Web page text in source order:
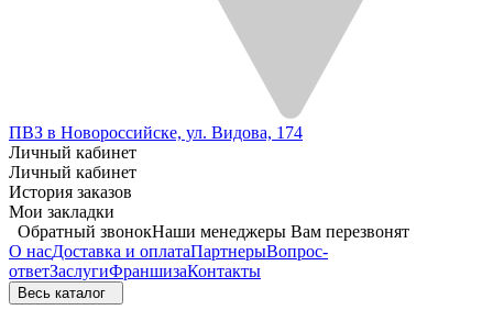
ПВЗ в Новороссийске, ул. Видова, 174
Личный кабинет
Личный кабинет
История заказов
Мои закладки
Обратный звонокНаши менеджеры Вам перезвонят
О насДоставка и оплатаПартнерыВопрос-
ответЗаслугиФраншизаКонтакты
Весь каталог